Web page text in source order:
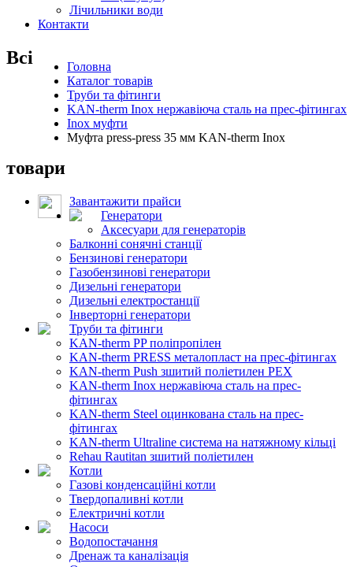
Лічильники води
Контакти
Головна
Каталог товарів
Труби та фітинги
KAN-therm Inox нержавіюча сталь на прес-фітингах
Inox муфти
Муфта press-press 35 мм KAN-therm Inox
Всі
товари
Завантажити прайси
Генератори
Аксесуари для генераторів
Балконні сонячні станції
Бензинові генератори
Газобензинові генератори
Дизельні генератори
Дизельні електростанції
Інверторні генератори
Труби та фітинги
KAN-therm PP поліпропілен
KAN-therm PRESS металопласт на прес-фітингах
KAN-therm Push зшитий поліетилен PEX
KAN-therm Inox нержавіюча сталь на прес-
фітингах
KAN-therm Steel оцинкована сталь на прес-
фітингах
KAN-therm Ultraline система на натяжному кільці
Rehau Rautitan зшитий поліетилен
Котли
Газові конденсаційні котли
Твердопаливні котли
Електричні котли
Насоси
Водопостачання
Дренаж та каналізація